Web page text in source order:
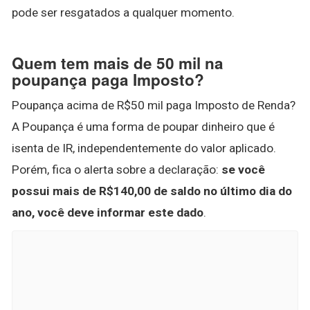
pode ser resgatados a qualquer momento.
Quem tem mais de 50 mil na
poupança paga Imposto?
Poupança acima de R$50 mil paga Imposto de Renda?
A Poupança é uma forma de poupar dinheiro que é
isenta de IR, independentemente do valor aplicado.
Porém, fica o alerta sobre a declaração: se você
possui mais de R$140,00 de saldo no último dia do
ano, você deve informar este dado.